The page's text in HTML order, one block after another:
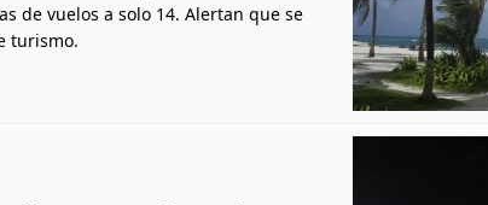
de vuelos a solo 14. Alertan que se
turismo.